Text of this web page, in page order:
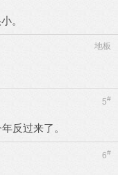
。
地板
5#
反过来了。
6#